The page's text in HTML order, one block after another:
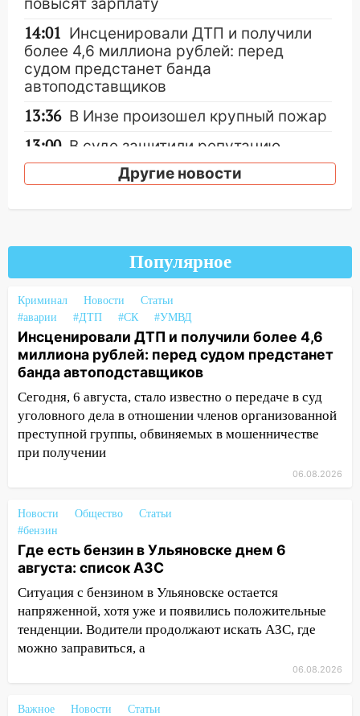
14:01 Инсценировали ДТП и получили
более 4,6 миллиона рублей: перед
судом предстанет банда
автоподставщиков
13:36 В Инзе произошел крупный пожар
13:00 В суде защитили репутацию
мужчины, которого необоснованно
обвиняли в жестоком обращении с
Ульяновской области перевозчик
провернул хитрую схему с чужими
проездными
12:10
Ульяновский алиментщик накопил
120 тысяч долга
11:49 Снят режим «Ракетная
опасность» на территории Ульяновской
области
11:30 Кабмин РФ разрешил до 1 июля
2027 года импорт, выпуск и обращение
бензина Евро 2, Евро 3, Евро 4
врезался в забор
10:27
днем 6 августа: список АЗС
10:16
Внимание! В Ульяновской области
объявлена ракетная опасность
10:00 В Старомайнском районе утонул
51-летний мужчина
Другие новости
Популярное
Криминал Новости
Статьи
#аварии
#ДТП #СК #УМВД
Инсценировали ДТП и получили более 4,6
миллиона рублей: перед судом предстанет
банда автоподставщиков
Сегодня, 6 августа, стало известно о передаче в суд
уголовного дела в отношении членов организованной
преступной группы, обвиняемых в мошенничестве
при получении
06.08.2026
Новости Общество
Статьи
#бензин
Где есть бензин в Ульяновске днем 6
августа: список АЗС
Ситуация с бензином в Ульяновске остается
напряженной, хотя уже и появились положительные
тенденции. Водители продолжают искать АЗС, где
можно заправиться, а
06.08.2026
Важное Новости Статьи